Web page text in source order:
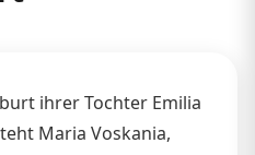
ihrer Tochter Emilia
Maria Voskania,